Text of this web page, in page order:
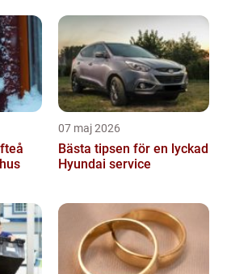
07 maj 2026
Bästa tipsen för en lyckad
Hyundai service